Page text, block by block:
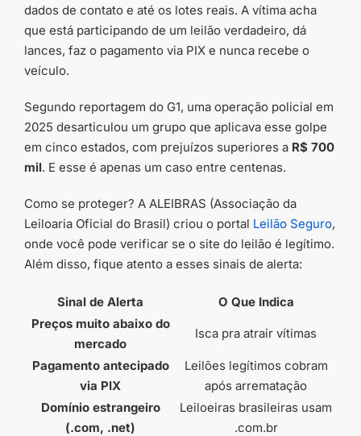
dados de contato e até os lotes reais. A vítima acha
que está participando de um leilão verdadeiro, dá
lances, faz o pagamento via PIX e nunca recebe o
veículo.
Segundo reportagem do G1, uma operação policial em
2025 desarticulou um grupo que aplicava esse golpe
em cinco estados, com prejuízos superiores a R$ 700
mil. E esse é apenas um caso entre centenas.
Como se proteger? A ALEIBRAS (Associação da
Leiloaria Oficial do Brasil) criou o portal Leilão Seguro,
onde você pode verificar se o site do leilão é legítimo.
Além disso, fique atento a esses sinais de alerta:
Sinal de Alerta
O Que Indica
Preços muito abaixo do
mercado
Isca pra atrair vítimas
Pagamento antecipado
via PIX
Leilões legítimos cobram
após arrematação
Domínio estrangeiro
(.com, .net)
Leiloeiras brasileiras usam
.com.br